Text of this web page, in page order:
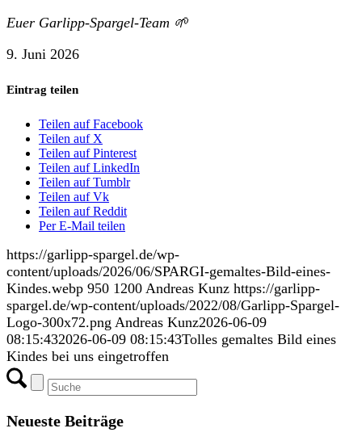
Euer Garlipp-Spargel-Team 🌱
9. Juni 2026
Eintrag teilen
Teilen auf Facebook
Teilen auf X
Teilen auf Pinterest
Teilen auf LinkedIn
Teilen auf Tumblr
Teilen auf Vk
Teilen auf Reddit
Per E-Mail teilen
https://garlipp-spargel.de/wp-
content/uploads/2026/06/SPARGI-gemaltes-Bild-eines-
Kindes.webp 950 1200 Andreas Kunz https://garlipp-
spargel.de/wp-content/uploads/2022/08/Garlipp-Spargel-
Logo-300x72.png Andreas Kunz2026-06-09
08:15:432026-06-09 08:15:43Tolles gemaltes Bild eines
Kindes bei uns eingetroffen
Neueste Beiträge